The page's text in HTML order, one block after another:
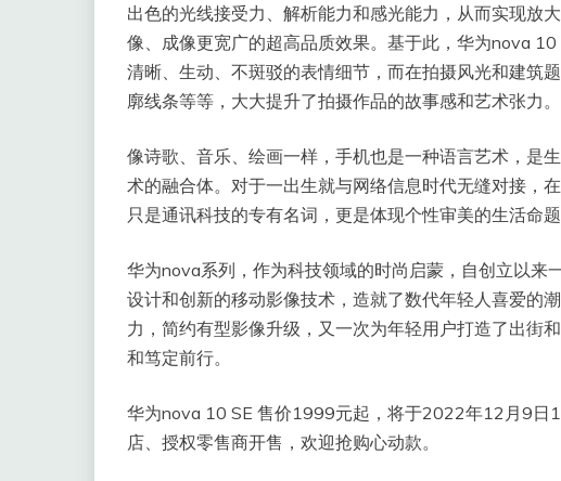
出色的光线接受力、解析能力和感光能力，从而实现放
像、成像更宽广的超高品质效果。基于此，华为nova
清晰、生动、不斑驳的表情细节，而在拍摄风光和建筑
廓线条等等，大大提升了拍摄作品的故事感和艺术张力。
像诗歌、音乐、绘画一样，手机也是一种语言艺术，是
术的融合体。对于一出生就与网络信息时代无缝对接，
只是通讯科技的专有名词，更是体现个性审美的生活命题
华为nova系列，作为科技领域的时尚启蒙，自创立以来
设计和创新的移动影像技术，造就了数代年轻人喜爱的
力，简约有型影像升级，又一次为年轻用户打造了出街
和笃定前行。
华为nova 10 SE 售价1999元起，将于2022年12月9日
店、授权零售商开售，欢迎抢购心动款。